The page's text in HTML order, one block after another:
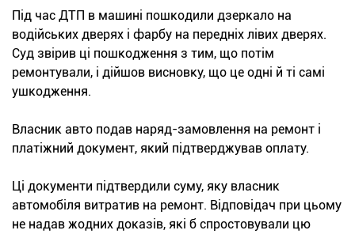
Під час ДТП в машині пошкодили дзеркало на
водійських дверях і фарбу на передніх лівих дверях.
Суд звірив ці пошкодження з тим, що потім
ремонтували, і дійшов висновку, що це одні й ті самі
ушкодження.
Власник авто подав наряд-замовлення на ремонт і
платіжний документ, який підтверджував оплату.
Ці документи підтвердили суму, яку власник
автомобіля витратив на ремонт. Відповідач при цьому
не надав жодних доказів, які б спростовували цю